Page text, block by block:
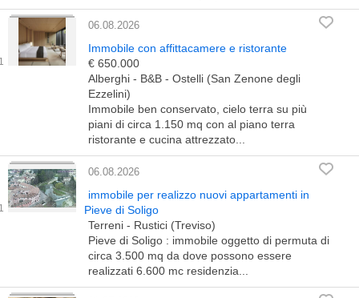
06.08.2026
Immobile con affittacamere e ristorante
€ 650.000
Alberghi - B&B - Ostelli (San Zenone degli
Ezzelini)
Immobile ben conservato, cielo terra su più
piani di circa 1.150 mq con al piano terra
ristorante e cucina attrezzato...
06.08.2026
immobile per realizzo nuovi appartamenti in
Pieve di Soligo
Terreni - Rustici (Treviso)
Pieve di Soligo : immobile oggetto di permuta di
circa 3.500 mq da dove possono essere
realizzati 6.600 mc residenzia...